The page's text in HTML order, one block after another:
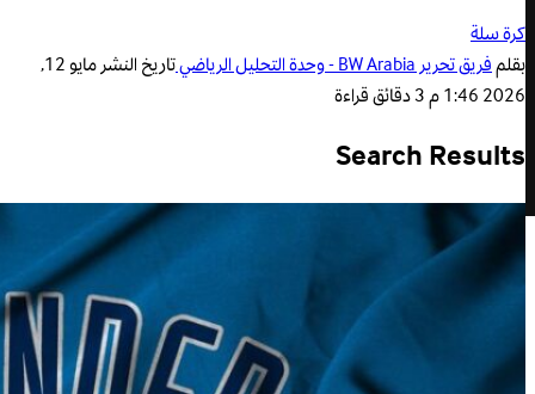
كرة سلة
بقلمفريق تحرير BW Arabia - وحدة التحليل الرياضي تاريخ النشر
مايو 12,
2026 1:46 م
3 دقائق قراءة
Search Results